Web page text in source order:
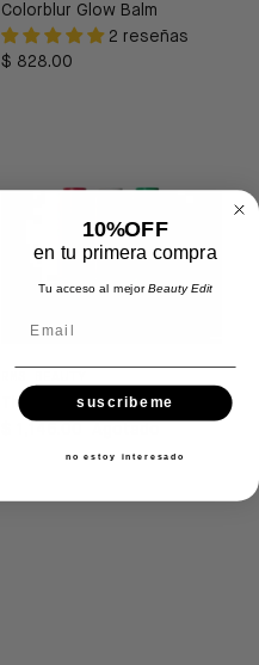
Colorblur Glow Balm
2 reseñas
$ 828.00
The Mini Lip Oil Trio
10%OFF
en tu primera compra
Tu acceso al mejorBeauty Edit
suscribeme
no estoy interesado